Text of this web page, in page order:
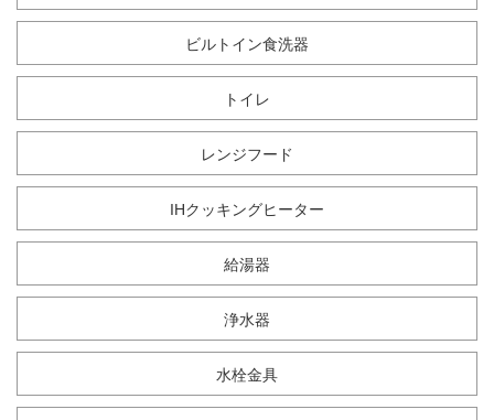
ビルトイン食洗器
トイレ
レンジフード
IHクッキングヒーター
給湯器
浄水器
水栓金具